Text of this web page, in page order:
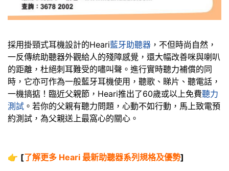
採用掛頸式耳機設計的Heari藍牙助聽器 ，不但時尚自然，
一反傳統助聽器外觀給人的殘障感覺，還大幅改善咪與喇叭
的距離，杜絕刺耳難受的嘯叫聲。進行實時聽力補償的同
時，它亦可作為一般藍牙耳機使用，聽歌、睇片、聽電話，
一機搞掂！臨近父親節，Heari推出了60歲或以上免費聽力
測試 。若你的父親有聽力問題，心動不如行動，馬上致電預
約測試，為父親送上最窩心的關心。
👉 [了解更多 Heari 最新助聽器系列規格及優勢]